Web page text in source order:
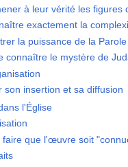
à leur vérité les figures
exactement la
la puissance de la
connaître le mystère de
son insertion et sa diffusion
l'Église
faire que l'œuvre soit